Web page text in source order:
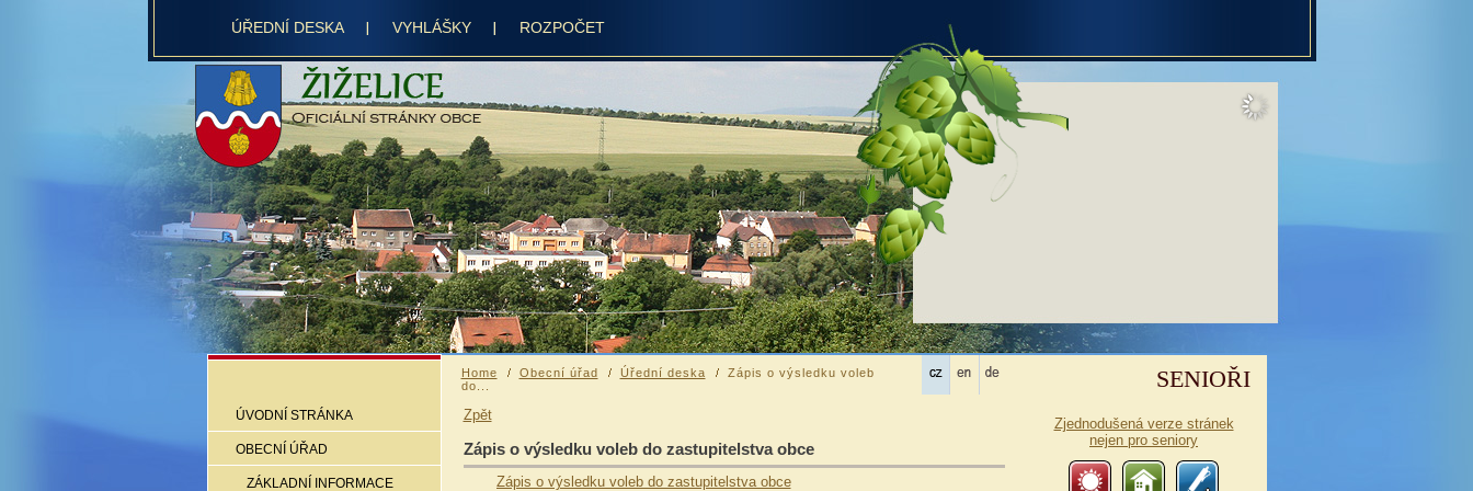
ÚŘEDNÍ DESKA VYHLÁŠKY ROZPOČET
ÚVODNÍ STRÁNKA
OBECNÍ ÚŘAD
ZÁKLADNÍ INFORMACE
Home Obecní úřad Úřední deska
Zápis o výsledku voleb
do...
Zpět
Zápis o výsledku voleb do zastupitelstva obce
Zápis o výsledku voleb do zastupitelstva obce
SENIOŘI
Zjednodušená verze stránek
nejen pro seniory